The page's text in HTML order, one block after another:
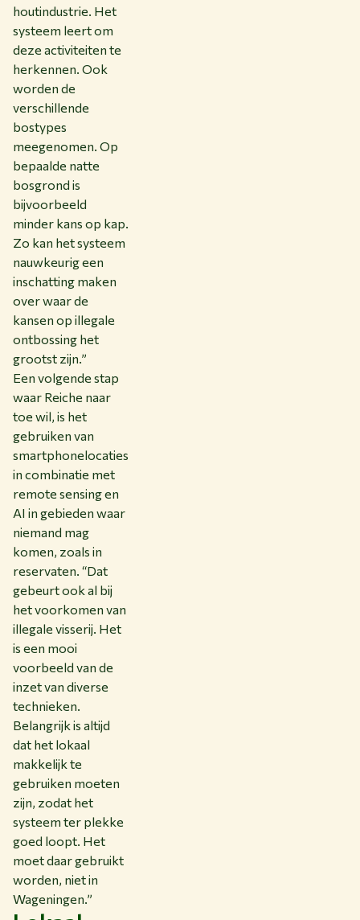
houtindustrie. Het
systeem leert om
deze activiteiten te
herkennen. Ook
worden de
verschillende
bostypes
meegenomen. Op
bepaalde natte
bosgrond is
bijvoorbeeld
minder kans op kap.
Zo kan het systeem
nauwkeurig een
inschatting maken
over waar de
kansen op illegale
ontbossing het
grootst zijn.”
Een volgende stap
waar Reiche naar
toe wil, is het
gebruiken van
smartphonelocaties
in combinatie met
remote sensing en
AI in gebieden waar
niemand mag
komen, zoals in
reservaten. “Dat
gebeurt ook al bij
het voorkomen van
illegale visserij. Het
is een mooi
voorbeeld van de
inzet van diverse
technieken.
Belangrijk is altijd
dat het lokaal
makkelijk te
gebruiken moeten
zijn, zodat het
systeem ter plekke
goed loopt. Het
moet daar gebruikt
worden, niet in
Wageningen.”